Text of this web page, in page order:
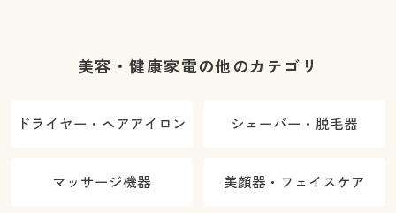
美容・健康家電の他のカテゴリ
ドライヤー・ヘアアイロン シェーバー・脱毛器
マッサージ機器 美顔器・フェイスケア